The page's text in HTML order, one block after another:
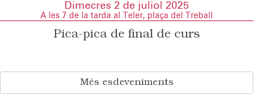
Dimecres 2 de juliol 2025
A les 7 de la tarda al Teler, plaça del Treball
Pica-pica de final de curs
Més esdeveniments